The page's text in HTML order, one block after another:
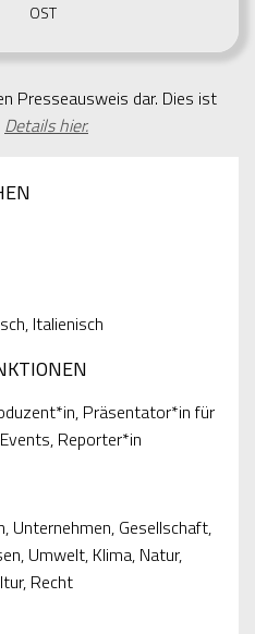
OST
Presseausweis dar. Dies ist
Details hier.
Italienisch
Präsentator*in für
Reporter*in
Unternehmen, Gesellschaft,
Umwelt, Klima, Natur,
Recht